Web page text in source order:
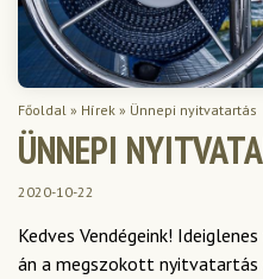
Főoldal » Hírek » Ünnepi nyitvatartás
ÜNNEPI
2020-10-22
Kedves Vendégeink!
án a megszokott nyitvatartás